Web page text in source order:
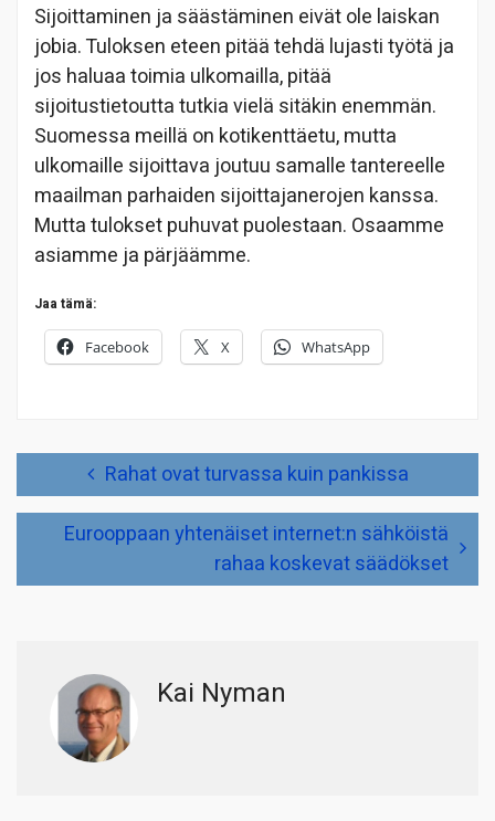
Sijoittaminen ja säästäminen eivät ole laiskan
jobia. Tuloksen eteen pitää tehdä lujasti työtä ja
jos haluaa toimia ulkomailla, pitää
sijoitustietoutta tutkia vielä sitäkin enemmän.
Suomessa meillä on kotikenttäetu, mutta
ulkomaille sijoittava joutuu samalle tantereelle
maailman parhaiden sijoittajanerojen kanssa.
Mutta tulokset puhuvat puolestaan. Osaamme
asiamme ja pärjäämme.
Jaa tämä:
Facebook X WhatsApp
Rahat ovat turvassa kuin pankissa
Eurooppaan yhtenäiset internet:n sähköistä
rahaa koskevat säädökset
Kai Nyman